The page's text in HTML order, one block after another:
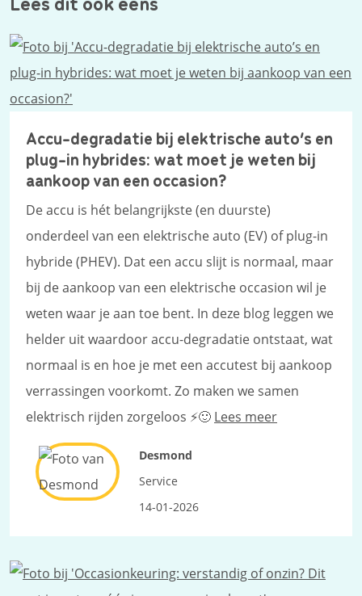
Accu-degradatie bij elektrische auto’s en
plug-in hybrides: wat moet je weten bij
aankoop van een occasion?
De accu is hét belangrijkste (en duurste)
onderdeel van een elektrische auto (EV) of plug-in
hybride (PHEV). Dat een accu slijt is normaal, maar
bij de aankoop van een elektrische occasion wil je
weten waar je aan toe bent. In deze blog leggen we
helder uit waardoor accu-degradatie ontstaat, wat
normaal is en hoe je met een accutest bij aankoop
verrassingen voorkomt. Zo maken we samen
elektrisch rijden zorgeloos ⚡🙂 Lees meer
Desmond
Service
14-01-2026